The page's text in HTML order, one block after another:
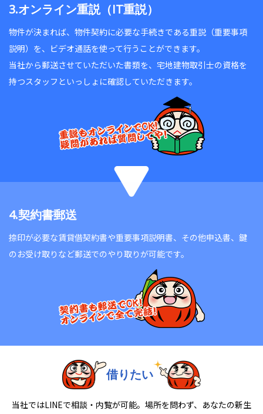
3.オンライン重説（IT重説）
物件が決まれば、物件契約に必要な手続きである重説（重要事項
説明）を、ビデオ通話を使って行うことができます。
当社から郵送させていただいた書類を、宅地建物取引士の資格を
持つスタッフといっしょに確認していただきます。
4.契約書郵送
捺印が必要な賃貸借契約書や重要事項説明書、その他申込書、鍵
のお受け取りなど郵送でのやり取りが可能です。
借りたい
当社ではLINEで相談・内覧が可能。場所を問わず、あなたの新生